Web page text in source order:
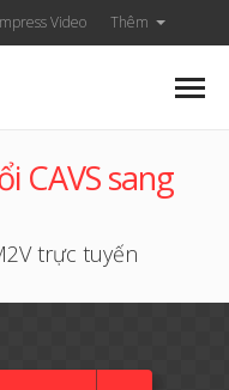
Video Thêm
CAVS sang
trực tuyến